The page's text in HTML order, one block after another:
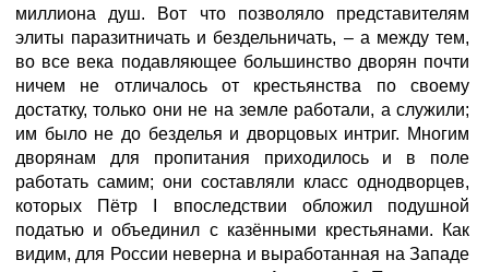
миллиона душ. Вот что позволяло представителям
элиты паразитничать и бездельничать, – а между тем,
во все века подавляющее большинство дворян почти
ничем не отличалось от крестьянства по своему
достатку, только они не на земле работали, а служили;
им было не до безделья и дворцовых интриг. Многим
дворянам для пропитания приходилось и в поле
работать самим; они составляли класс однодворцев,
которых Пётр I впоследствии обложил подушной
податью и объединил с казёнными крестьянами. Как
видим, для России неверна и выработанная на Западе